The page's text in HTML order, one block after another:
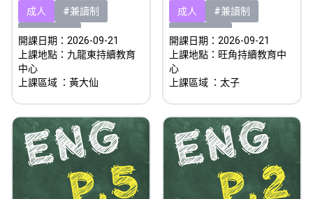
成人
#兼讀制
#即將開課
開課日期：2026-09-21
上課地點：九龍東持續教育
中心
上課區域 ：黃大仙
成人
#兼讀制
#即將開課
開課日期：2026-09-21
上課地點：旺角持續教育中
心
上課區域 ：太子